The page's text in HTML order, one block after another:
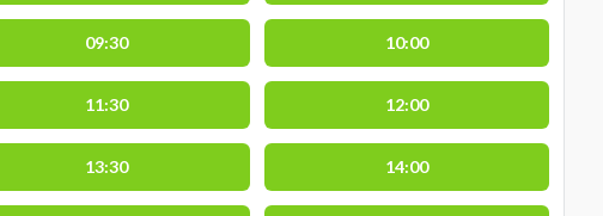
09:30 10:00
11:30 12:00
13:30 14:00